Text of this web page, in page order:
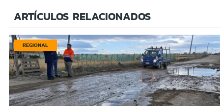
ARTÍCULOS RELACIONADOS
REGIONAL